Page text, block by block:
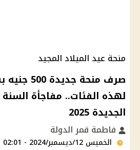
منحة عيد الميلاد المجيد
صرف منحة
لهذه الفئات.. مفاجأة السنة
الجديدة 2025
فاطمة قمر الدولة
الخميس 12/ديسمبر/2024 - 02:01 ص